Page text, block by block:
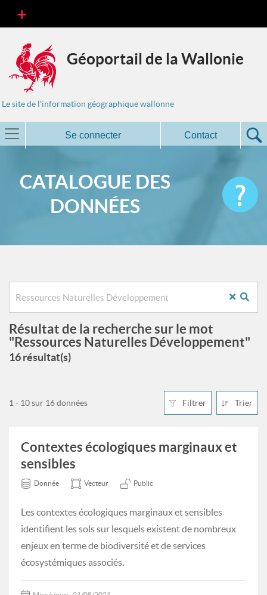
Géoportail de la Wallonie
Le site de l'information géographique wallonne
Se connecter Contact
CATALOGUE DES
DONNÉES
Résultat de la recherche sur le mot
"Ressources Naturelles Développement"
16 résultat(s)
Filtrer Trier
1 - 10 sur 16 données
Contextes écologiques marginaux et
sensibles
Donnée Vecteur Public
Les contextes écologiques marginaux et sensibles
identifient les sols sur lesquels existent de nombreux
enjeux en terme de biodiversité et de services
écosystémiques associés.